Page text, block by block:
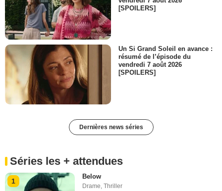
[SPOILERS]
Un Si Grand Soleil en avance :
résumé de l’épisode du
vendredi 7 août 2026
[SPOILERS]
Dernières news séries
Séries les + attendues
1
Below
Drame ,Thriller